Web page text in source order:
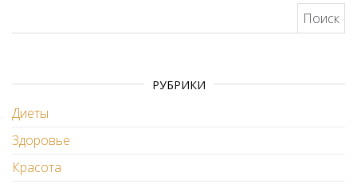
РУБРИКИ
Диеты
Здоровье
Красота